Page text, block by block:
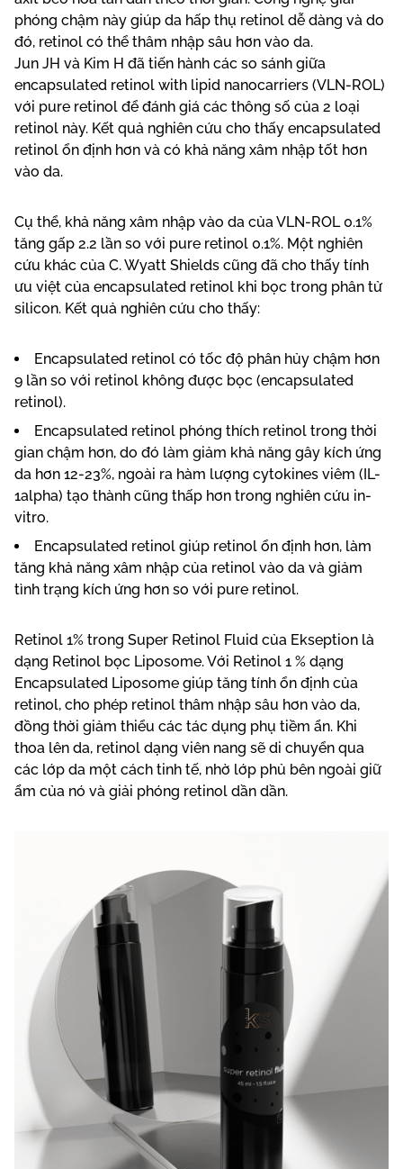
phóng chậm này giúp da hấp thụ retinol dễ dàng và do
đó, retinol có thể thâm nhập sâu hơn vào da.
Jun JH và Kim H đã tiến hành các so sánh giữa
encapsulated retinol with lipid nanocarriers (VLN-ROL)
với pure retinol để đánh giá các thông số của 2 loại
retinol này. Kết quả nghiên cứu cho thấy encapsulated
retinol ổn định hơn và có khả năng xâm nhập tốt hơn
vào da.
Cụ thể, khả năng xâm nhập vào da của VLN-ROL 0.1%
tăng gấp 2.2 lần so với pure retinol 0.1%. Một nghiên
cứu khác của C. Wyatt Shields cũng đã cho thấy tính
ưu việt của encapsulated retinol khi bọc trong phân tử
silicon. Kết quả nghiên cứu cho thấy:
Encapsulated retinol có tốc độ phân hủy chậm hơn
9 lần so với retinol không được bọc (encapsulated
retinol).
Encapsulated retinol phóng thích retinol trong thời
gian chậm hơn, do đó làm giảm khả năng gây kích ứng
da hơn 12-23%, ngoài ra hàm lượng cytokines viêm (IL-
1alpha) tạo thành cũng thấp hơn trong nghiên cứu in-
vitro.
Encapsulated retinol giúp retinol ổn định hơn, làm
tăng khả năng xâm nhập của retinol vào da và giảm
tình trạng kích ứng hơn so với pure retinol.
Retinol 1% trong Super Retinol Fluid của Ekseption là
dạng Retinol bọc Liposome. Với Retinol 1 % dạng
Encapsulated Liposome giúp tăng tính ổn định của
retinol, cho phép retinol thâm nhập sâu hơn vào da,
đồng thời giảm thiểu các tác dụng phụ tiềm ẩn. Khi
thoa lên da, retinol dạng viên nang sẽ di chuyển qua
các lớp da một cách tinh tế, nhờ lớp phủ bên ngoài giữ
ẩm của nó và giải phóng retinol dần dần.